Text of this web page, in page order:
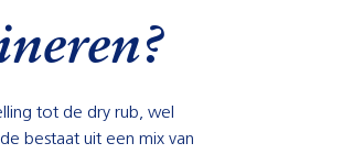
tot de dry rub, wel
bestaat uit een mix van